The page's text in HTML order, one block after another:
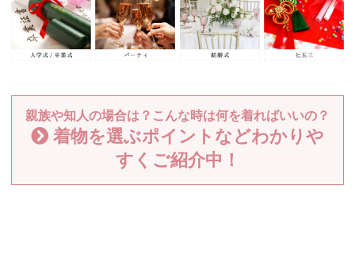
親族や知人の場合は？こんな時は何を着ればいいの？
着物を選ぶポイントなどわかりや
すくご紹介中！